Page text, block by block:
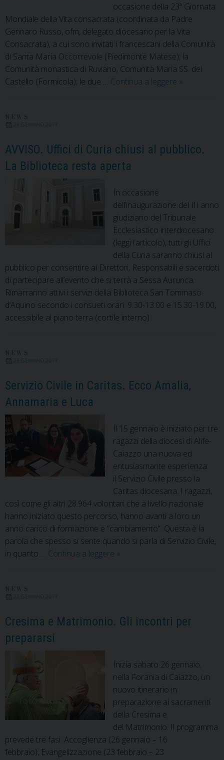
occasione della 23ª Giornata
Mondiale della Vita consacrata (coordinata da Padre
Gennaro Russo, ofm, delegato diocesano per la Vita
Consacrata), a cui sono invitati i francescani della Comunità
di Santa Maria Occorrevole (Piedimonte Matese); la
Comunità monastica di Ruviano; Comunità Maria SS. del
Castello (Formicola); le due … Continua a leggere Giornata
presso
il
»
28 GENNAIO 2019
AVVISO. Uffici di Curia chiusi al pubblico.
La Biblioteca resta aperta
In occasione
dell’inaugurazione del III anno
giudiziario del Tribunale
Ecclesiastico interdiocesano
(leggi l’articolo), tutti gli Uffici
della Curia saranno chiusi al
pubblico per consentire ai Direttori, Responsabili e sacerdoti
di partecipare all’evento che si terrà a Sessa Aurunca.
Rimarranno attivi i servizi della Biblioteca San Tommaso
d’Aquino secondo i consueti orari: 9.30-13.00 e 15.30-19.00,
accessibile al piano terra (cortile interno)
23 GENNAIO 2019
Servizio Civile in Caritas. Ecco Amalia,
Annamaria e Luca
Il 15 gennaio è iniziato per tre
ragazzi della diocesi di Alife-
Caiazzo una nuova ed
entusiasmante esperienza:
il Servizio Civile presso la
Caritas diocesana. I ragazzi,
così come gli altri 28.964 volontari che a livello nazionale
hanno iniziato questo percorso, hanno avanti a loro un
anno carico di formazione e “cambiamento”. Questa è la
parola che spesso si sente quando si parla di Servizio Civile,
in quanto … Continua a leggere Servizio
Amalia,
Annamaria
»
22 GENNAIO 2019
Cresima e Matrimonio. Gli incontri per
prepararsi
Inizia sabato 26 gennaio,
nella Forania di Caiazzo, un
nuovo itinerario in
preparazione ai sacramenti
della Cresima e
del Matrimonio. Il programma
prevede tre fasi: Accoglienza (26 gennaio – 16
febbraio), Evangelizzazione (23 febbraio – 23